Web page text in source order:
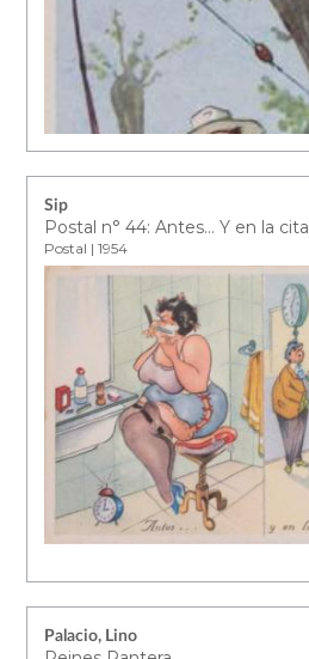
Sip
Postal n° 44: Antes… Y en la cita
Postal | 1954
Palacio, Lino